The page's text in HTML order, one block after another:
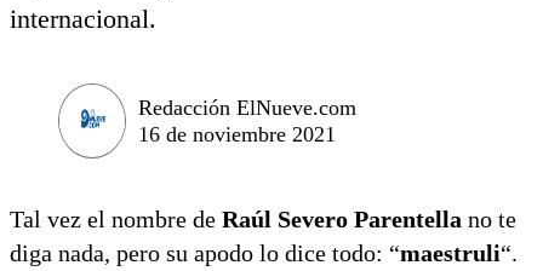
internacional.
Redacción ElNueve.com
16 de noviembre 2021
Tal vez el nombre de Raúl Severo Parentella no te
diga nada, pero su apodo lo dice todo: “maestruli“.